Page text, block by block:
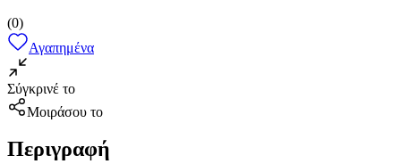
(0)
Αγαπημένα
Σύγκρινέ το
Μοιράσου το
Περιγραφή